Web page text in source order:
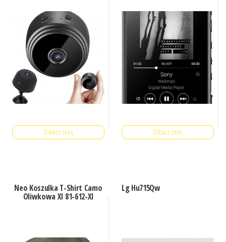
Zobacz cenę Zobacz cenę
Neo Koszulka T-Shirt Camo
Oliwkowa Xl 81-612-Xl
Lg Hu715Qw